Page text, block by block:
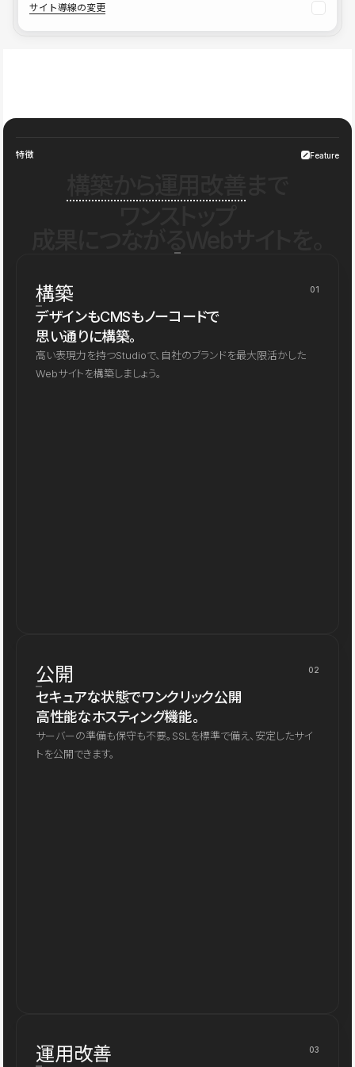
サイト導線の変更
特徴 Feature
構築 01
デザインもCMSもノーコードで
思い通りに構築。
高い表現力を持つStudioで、自社のブランドを最大限活かした
Webサイトを構築しましょう。
公開 02
セキュアな状態でワンクリック公開
高性能なホスティング機能。
サーバーの準備も保守も不要。SSLを標準で備え、安定したサイ
トを公開できます。
運用改善 03